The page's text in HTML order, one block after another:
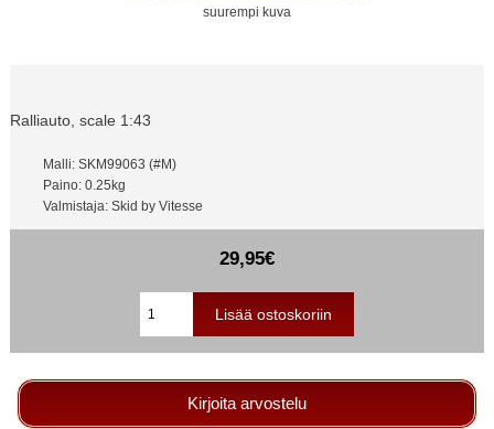
suurempi kuva
Ralliauto, scale 1:43
Malli: SKM99063 (#M)
Paino: 0.25kg
Valmistaja: Skid by Vitesse
29,95€
Kirjoita arvostelu